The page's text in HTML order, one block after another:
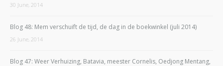
30 June, 2014
Blog 48: Mem verschuift de tijd, de dag in de boekwinkel (juli 2014)
26 June, 2014
Blog 47: Weer Verhuizing, Batavia, meester Cornelis, Oedjong Mentang,